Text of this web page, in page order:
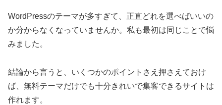
WordPressのテーマが多すぎて、正直どれを選べばいいの
か分からなくなっていませんか。私も最初は同じことで悩
みました。
結論から言うと、いくつかのポイントさえ押さえておけ
ば、無料テーマだけでも十分きれいで集客できるサイトは
作れます。